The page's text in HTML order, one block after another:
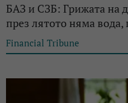
БАЗ и СЗБ: Грижата на
през лятото няма вода,
Financial Tribune